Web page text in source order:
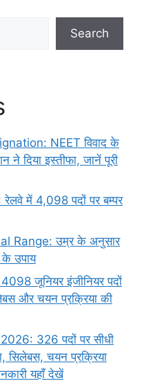
Search
NEET विवाद के
ने दिया इस्तीफा, जानें पूरी
में 4,098 पदों पर बम्पर
Range: उम्र के अनुसार
के उपाय
जूनियर इंजीनियर पदों
और चयन प्रक्रिया की
326 पदों पर सीधी
सिलेबस, चयन प्रक्रिया
यहाँ देखें